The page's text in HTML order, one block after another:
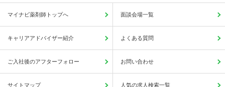
マイナビ薬剤師トップへ 面談会場一覧
キャリアアドバイザー紹介 よくある質問
ご入社後のアフターフォロー お問い合わせ
サイトマップ 人気の求人検索一覧